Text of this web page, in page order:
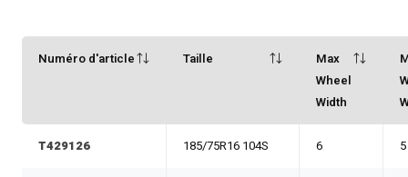
Numéro d'article Taille
Max
Wheel
Width
T429126 185/75R16 104S 6 5